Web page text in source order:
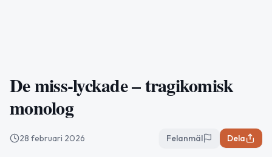
De miss-lyckade – tragikomisk
monolog
28 februari 2026 Felanmäl Dela